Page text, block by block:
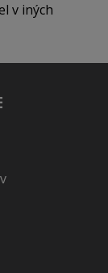
v iných